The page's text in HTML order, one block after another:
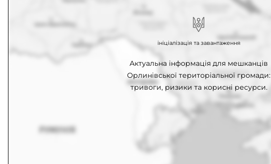
Актуальна інформація для мешканців
Орлинівської територіальної громади:
тривоги, ризики та корисні ресурси.
ініціалізація та завантаження